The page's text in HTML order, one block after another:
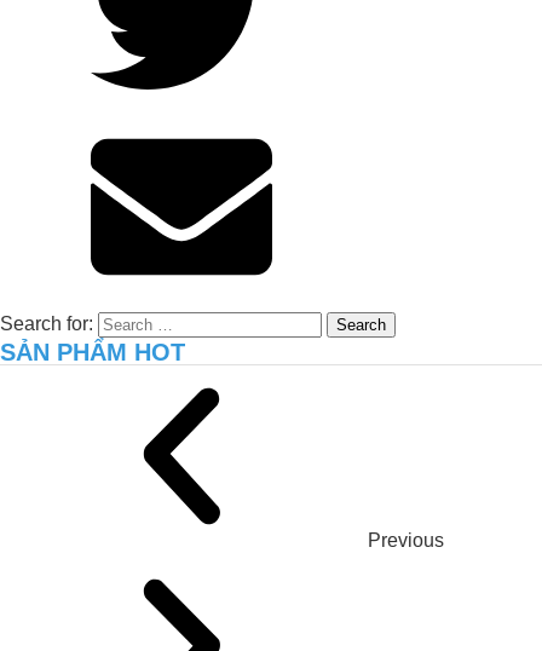
Search for:
SẢN PHẨM HOT
Previous
Giải Pháp Organic Carbon Cho Khu
Xử Lý Nước Thải _Nhà Máy Chế Biến
Sữa, Trường Thọ – Thủ Đức – TP. Hồ
Xử lý môi trường hiệu quả cho trại gà
8.000 con tại Long An – Giải pháp thực
tiễn từ JVSF
TĂNG NĂNG SUẤT VÀ CHẤT
THUẦN HỮU CƠ CÙNG NEMA2